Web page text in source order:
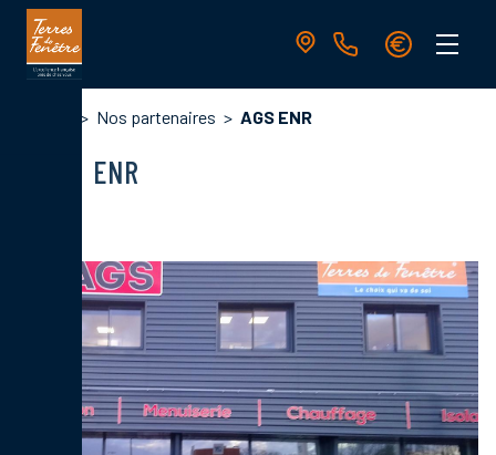
Aller
contenu
principale
Nos partenaires AGS ENR
AGS ENR